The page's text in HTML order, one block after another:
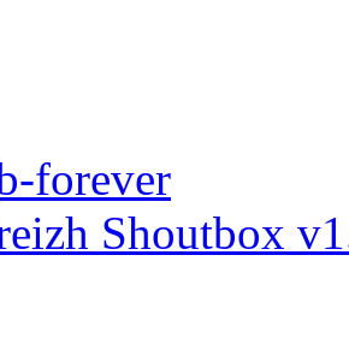
forever
Shoutbox